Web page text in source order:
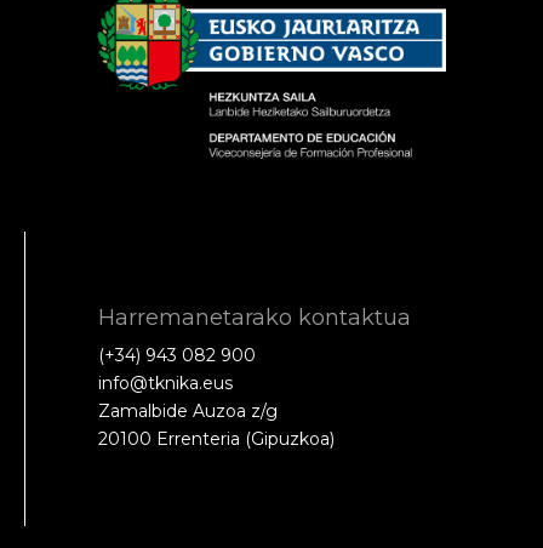
Harremanetarako kontaktua
(+34) 943 082 900
info@tknika.eus
Zamalbide Auzoa z/g
20100 Errenteria (Gipuzkoa)